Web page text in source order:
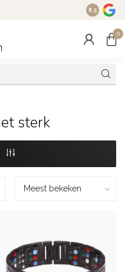
Ruim 16
8.5
0
sterk